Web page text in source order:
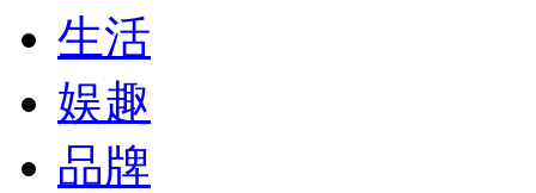
生活
娱趣
品牌